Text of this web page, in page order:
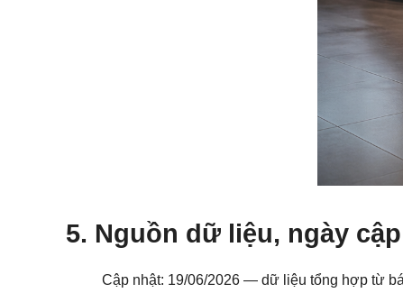
5. Nguồn dữ liệu, ngày
Cập nhật: 19/06/2026 — dữ liệu tổng hợp từ